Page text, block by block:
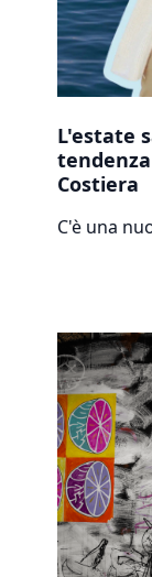
L'estate
Costiera
C'è una